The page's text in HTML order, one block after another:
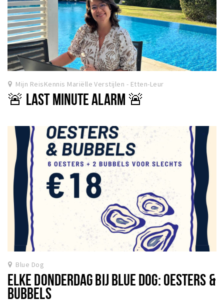
Mijn ReisKennis Mariëlle Verstijlen - Etten-Leur
🚨 LAST MINUTE ALARM 🚨
Blue Dog
ELKE DONDERDAG BIJ BLUE DOG: OESTERS &
BUBBELS